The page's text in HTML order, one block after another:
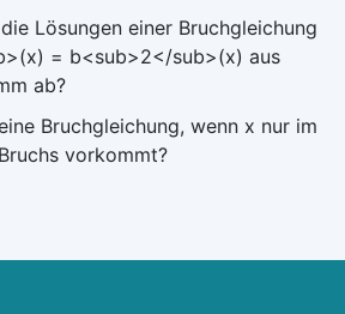
Lösungen einer Bruchgleichung
= b<sub>2</sub>(x) aus
ab?
Bruchgleichung, wenn x nur im
vorkommt?